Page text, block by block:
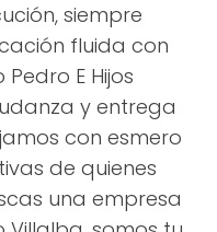
siempre
fluida con
E Hijos
y entrega
con esmero
de quienes
una empresa